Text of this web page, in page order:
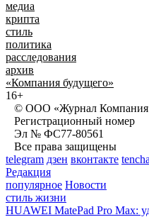
медиа
крипта
стиль
политика
расследования
архив
«Компания будущего»
16+
© ООО «Журнал
Регистрационный номер
Эл № ФС77-80561
Все права защищены
telegram дзен вконтакте
Редакция
популярное Новости
стиль жизни
HUAWEI MatePad Pro Max: